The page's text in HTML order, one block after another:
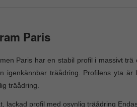
Paris
Paris har en stabil profil i massivt
igenkännbar träådring. Profilens yta
träådring.
lackad profil med osynlig träådring